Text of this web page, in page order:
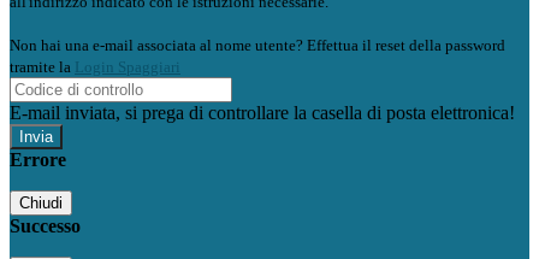
Non hai una e-mail associata al nome utente? Effettua il reset della password
tramite la Login Spaggiari
E-mail inviata, si prega di controllare la casella di posta elettronica!
Errore
Chiudi
Successo